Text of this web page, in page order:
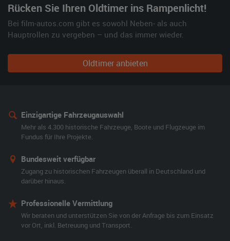
Rücken Sie Ihren Oldtimer ins Rampenlicht!
Bei film-autos.com gibt es sowohl Neben- als auch
Hauptrollen zu vergeben – und das immer wieder.
Oldtimer anbieten
Einzigartige Fahrzeugauswahl
Mehr als 4.300 historische Fahrzeuge, Boote und Flugzeuge im
Fundus für Ihre Projekte.
Bundesweit verfügbar
Zugang zu historischen Fahrzeugen überall in Deutschland und
darüber hinaus.
Professionelle Vermittlung
Wir beraten und unterstützen Sie von der Anfrage bis zum Einsatz
vor Ort, inkl. Betreuung und Transport.